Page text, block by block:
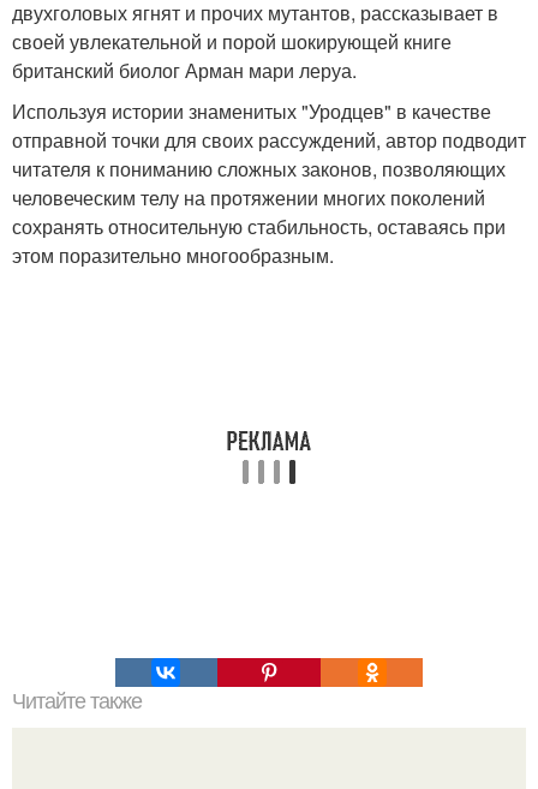
двухголовых ягнят и прочих мутантов, рассказывает в
своей увлекательной и порой шокирующей книге
британский биолог Арман мари леруа.
Используя истории знаменитых "Уродцев" в качестве
отправной точки для своих рассуждений, автор подводит
читателя к пониманию сложных законов, позволяющих
человеческим телу на протяжении многих поколений
сохранять относительную стабильность, оставаясь при
этом поразительно многообразным.
Читайте также